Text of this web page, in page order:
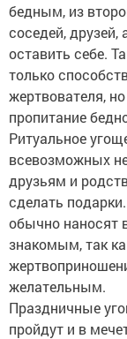
бедным, из
соседей,
оставить себе.
только
жертвователя,
пропитание
Ритуальное
всевозможных
друзьям и
сделать
обычно наносят
знакомым, так
желательным.
Праздничные
пройдут и в